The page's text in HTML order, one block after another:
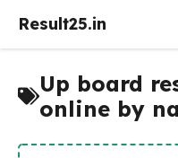
Result25.in
Up board
online by